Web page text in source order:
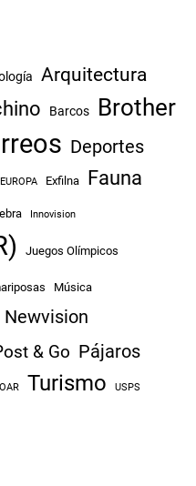
Arquitectura
Barcos Brother
Deportes
EUROPA Exfilna Fauna
Innovision
Juegos Olímpicos
Música
Newvision
& Go Pájaros
Turismo USPS